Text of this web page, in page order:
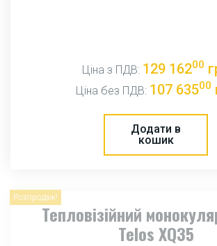
Ціна з ПДВ: 129 16200
Ціна без ПДВ: 107 63500
Додати в
кошик
Розпродаж!
Тепловізійний
Telos XQ35